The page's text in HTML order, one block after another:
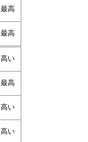
最高
最高
高い
最高
高い
高い